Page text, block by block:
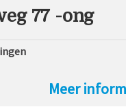
77 -ong
Meer